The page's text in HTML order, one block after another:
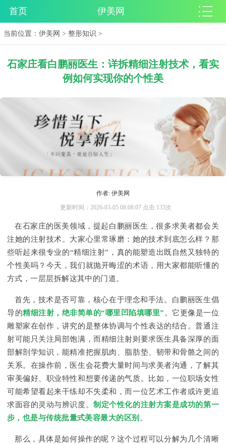
首页 伊美网
当前位置：伊美网 >整形知识 >
石家庄看白鹏丽医生：详拆精细注射技术，看实
例如何实现你的个性美
作者: 伊美网
更新时间：2026-03-05 08:08:07 点击:133次
在石家庄的医美领域，提起白鹏丽医生，很多求美者都会关
注她的注射技术。大家心里常琢磨：她的技术到底怎么样？那
些听起来很专业的“精细注射”，真的能塑造出既自然又独特的
个性美吗？今天，我们就抛开晦涩的术语，用大家都能听懂的
方式，一层层拆解这其中的门道。
首先，技术是否可靠，核心在于理念和手法。白鹏丽医生倡
导的精细注射，绝非简单的“哪里凹陷填哪里”。它更像是一位
雕塑家在创作，讲究的是整体协调与个性表达的结合。普通注
射可能只关注局部饱满，而精细注射则要求医生具备深厚的面
部解剖学知识，能精准把握肌肉、脂肪垫、韧带和骨骼之间的
关系。在操作前，医生会花费大量时间与求美者沟通，了解其
审美偏好、职业特性和想要传递的气质。比如，一位职场女性
可能希望看起来干练却不失柔和，而一位艺术工作者或许更追
求面容的灵动与辨识度。制定个性化的注射方案是成功的第一
步，也是与传统批量式美容最大的区别 。
那么，具体是如何操作的呢？这个过程可以分解为几个清晰